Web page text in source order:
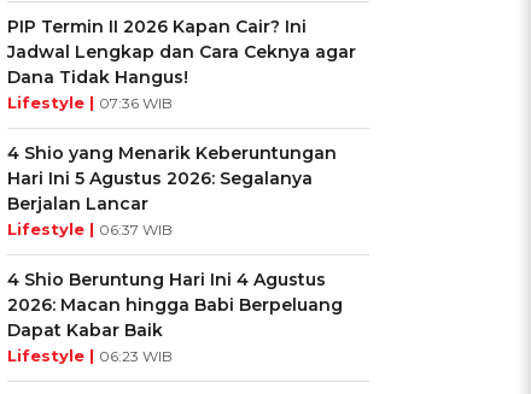
PIP Termin II 2026 Kapan Cair? Ini
Jadwal Lengkap dan Cara Ceknya agar
Dana Tidak Hangus!
Lifestyle | 07:36 WIB
4 Shio yang Menarik Keberuntungan
Hari Ini 5 Agustus 2026: Segalanya
Berjalan Lancar
Lifestyle | 06:37 WIB
4 Shio Beruntung Hari Ini 4 Agustus
2026: Macan hingga Babi Berpeluang
Dapat Kabar Baik
Lifestyle | 06:23 WIB